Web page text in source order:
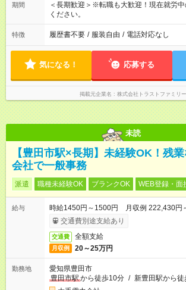
期間
＜長期歓迎＞※転職も大歓迎！現在就労
ください。
特徴 履歴書不要 / 服装自由 / 電話対応なし
気になる！ 応募する
掲載元企業名 株式会社トラストファミリー
未読
【豊田市駅×長期】未経験OK！残
会社で一般事務
派遣 職種未経験OK ブランクOK WEB登録・面
給与
時給1450円～1500円 月収例 222,430円
交通費別途支給あり
交通費 全額支給
月収例 20～25万円
勤務地
愛知県豊田市
豊田市駅から徒歩10分 / 新豊田駅から